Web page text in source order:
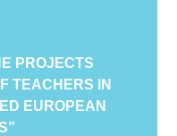
PROJECTS
TEACHERS IN
EUROPEAN